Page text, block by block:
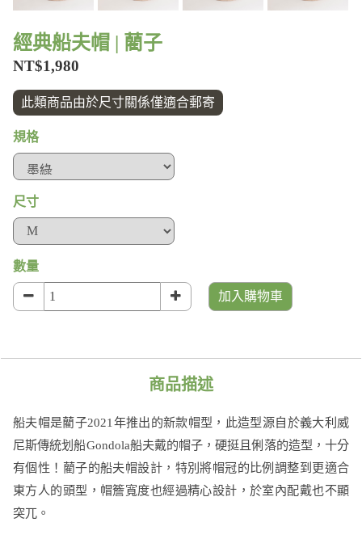
經典船夫帽 | 藺子
NT$1,980
此類商品由於尺寸關係僅適合郵寄
規格
尺寸
數量
加入購物車
商品描述
船夫帽是藺子2021年推出的新款帽型，此造型源自於義大利威
尼斯傳統划船Gondola船夫戴的帽子，硬挺且俐落的造型，十分
有個性！藺子的船夫帽設計，特別將帽冠的比例調整到更適合
東方人的頭型，帽簷寬度也經過精心設計，於室內配戴也不顯
突兀。